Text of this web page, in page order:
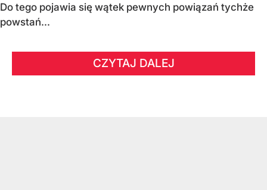
Do tego pojawia się wątek pewnych powiązań tychże
powstań...
CZYTAJ DALEJ